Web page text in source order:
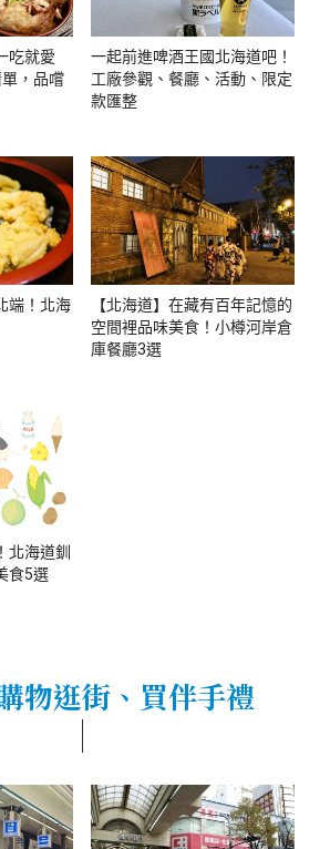
吃就愛
單，品嚐
一起前進啤酒王國北海道吧！
工廠參觀、餐廳、活動、限定
款匯整
端！北海
【北海道】在藏有百年記憶的
空間裡品味美食！小樽河岸倉
庫餐廳3選
北海道釧
食5選
物逛街、買伴手禮